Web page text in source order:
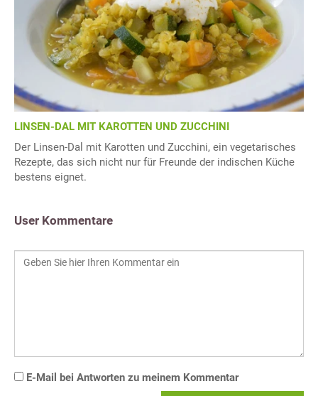
LINSEN-DAL MIT KAROTTEN UND ZUCCHINI
Der Linsen-Dal mit Karotten und Zucchini, ein vegetarisches
Rezepte, das sich nicht nur für Freunde der indischen Küche
bestens eignet.
User Kommentare
E-Mail bei Antworten zu meinem Kommentar